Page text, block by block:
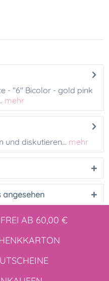
- "6" Bicolor - gold pink
mehr
und diskutieren... mehr
angesehen
AB 60,00 €